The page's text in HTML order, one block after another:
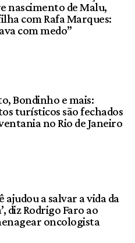
nascimento de Malu,
com Rafa Marques:
com medo”
Bondinho e mais:
turísticos são fechados
no Rio de Janeiro
ajudou a salvar a vida da
diz Rodrigo Faro ao
oncologista